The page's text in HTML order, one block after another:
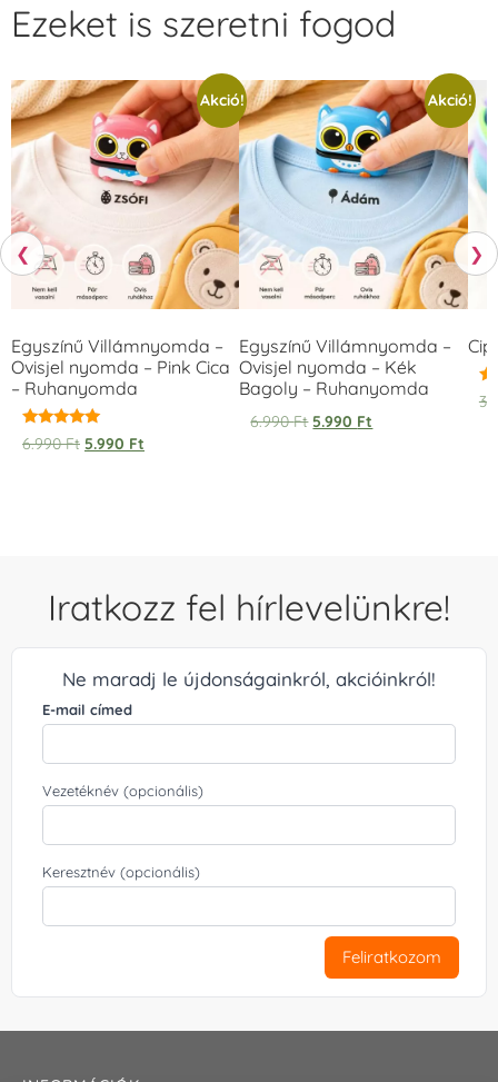
❮
Ezeket is szeretni fogod
Akció!
Egyszínű Villámnyomda –
Ovisjel nyomda – Pink Cica
– Ruhanyomda
Értékelés:
5.00
6.990Ft 5.990 Ft
Akció!
Egyszínű Villámnyomda –
Ovisjel nyomda – Kék
Bagoly – Ruhanyomda
6.990Ft 5.990 Ft
❯
Iratkozz fel hírlevelünkre!
Ne maradj le újdonságainkról, akcióinkról!
E-mail címed
Vezetéknév (opcionális)
Keresztnév (opcionális)
Feliratkozom